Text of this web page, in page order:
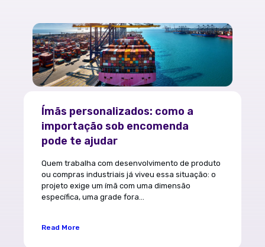
Ímãs personalizados: como a
importação sob encomenda
pode te ajudar
Quem trabalha com desenvolvimento de produto
ou compras industriais já viveu essa situação: o
projeto exige um ímã com uma dimensão
específica, uma grade fora...
Read More